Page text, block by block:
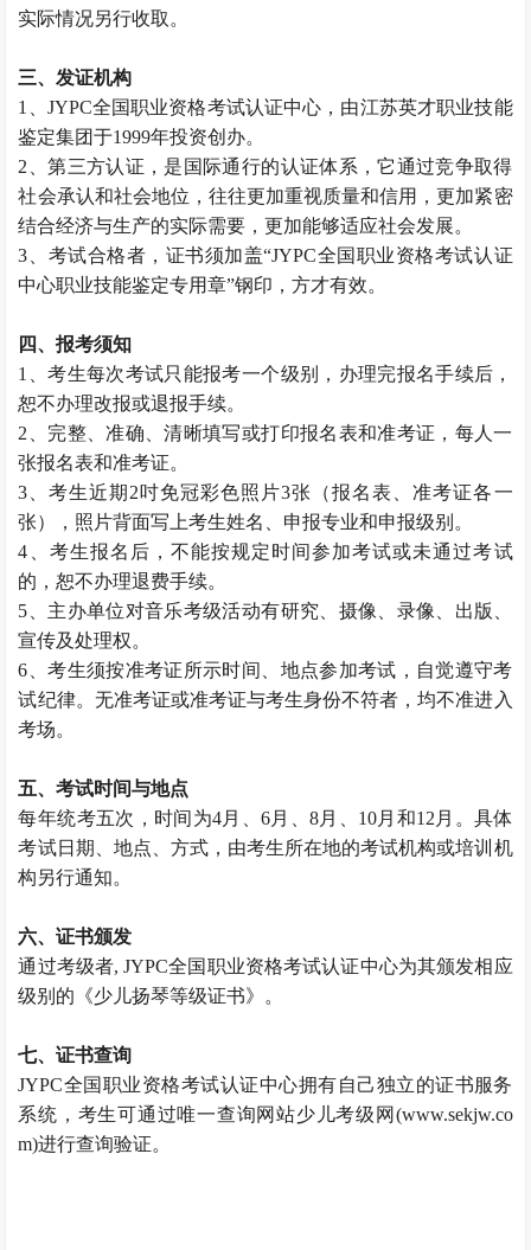
实际情况另行收取。
三、发证机构
1、JYPC全国职业资格考试认证中心，由江苏英才职业技能
鉴定集团于1999年投资创办。
2、第三方认证，是国际通行的认证体系，它通过竞争取得
社会承认和社会地位，往往更加重视质量和信用，更加紧密
结合经济与生产的实际需要，更加能够适应社会发展。
3、考试合格者，证书须加盖“JYPC全国职业资格考试认证
中心职业技能鉴定专用章”钢印，方才有效。
四、报考须知
1、考生每次考试只能报考一个级别，办理完报名手续后，
恕不办理改报或退报手续。
2、完整、准确、清晰填写或打印报名表和准考证，每人一
张报名表和准考证。
3、考生近期2吋免冠彩色照片3张（报名表、准考证各一
张），照片背面写上考生姓名、申报专业和申报级别。
4、考生报名后，不能按规定时间参加考试或未通过考试
的，恕不办理退费手续。
5、主办单位对音乐考级活动有研究、摄像、录像、出版、
宣传及处理权。
6、考生须按准考证所示时间、地点参加考试，自觉遵守考
试纪律。无准考证或准考证与考生身份不符者，均不准进入
考场。
五、考试时间与地点
每年统考五次，时间为4月、6月、8月、10月和12月。具体
考试日期、地点、方式，由考生所在地的考试机构或培训机
构另行通知。
六、证书颁发
通过考级者, JYPC全国职业资格考试认证中心为其颁发相应
级别的《少儿扬琴等级证书》。
七、证书查询
JYPC全国职业资格考试认证中心拥有自己独立的证书服务
系统，考生可通过唯一查询网站少儿考级网(www.sekjw.co
m)进行查询验证。